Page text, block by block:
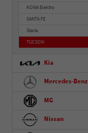
KONA Elektro
SANTA FE
Staria
TUCSON
Kia
Mercedes-Benz
MG
Nissan